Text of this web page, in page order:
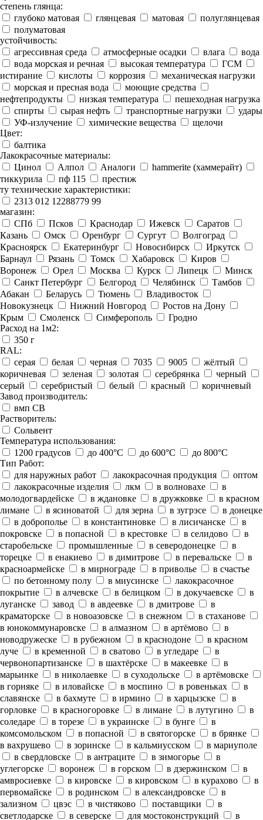
степень глянца:
глубоко матовая
глянцевая матовая
полуглянцевая
полуматовая
устойчивость:
агрессивная среда
атмосферные осадки влага
вода
вода морская и речная
высокая температура
ГСМ
истирание
кислоты коррозия
механическая нагрузки
морская и пресная вода
моющие средства
нефтепродукты
низкая температура
пешеходная нагрузка
спирты
сырая нефть транспортные нагрузки
удары
УФ-излучение
химические вещества
щелочи
Цвет:
балтика
Лакокрасочные материалы:
Цинол
Алпол Аналоги
hammerite (хаммерайт)
тиккурила
пф 115
престиж
ту технические характеристики:
2313 012 12288779 99
магазин:
СПб
Псков Краснодар Ижевск
Саратов
Казань
Омск Оренбург Сургут
Волгоград
Красноярск
Екатеринбург Новосибирск
Иркутск
Барнаул
Рязань Томск Хабаровск
Киров
Воронеж
Орел Москва Курск Липецк
Минск
Санкт Петербург
Белгород Челябинск
Тамбов
Абакан
Беларусь Тюмень
Владивосток
Новокузнецк
Нижний Новгород
Ростов на Дону
Крым
Смоленск Симферополь
Гродно
Расход на 1м2:
350 г
RAL:
серая
белая черная 7035 9005
жёлтый
коричневая
зеленая золотая серебрянка
черный
серый
серебристый белый красный
коричневый
Завод производитель:
вмп СВ
Растворитель:
Сольвент
Температура использования:
1200 градусов
до 400°C до 600°C
до 800°C
Тип Работ:
для наружных работ
лакокрасочная продукция
оптом
лакокрасочные изделия
лкм в волновахе
в
молодогвардейске
в ждановке в дружковке
в красном
лимане
в ясиноватой для зерна в зугрэсе
в донецке
в доброполье
в константиновке в лисичанске
в
покровске
в попасной в крестовке в селидово
в
старобельске
промышленные в северодонецке
в
торецке
в енакиево в димитрове в перевальске
в
красноармейске
в мирнограде в приволье
в счастье
по бетонному полу
в миусинске
лакокрасочное
покрытие
в алчевске в белицком в докучаевске
в
луганске
завод в авдеевке в дмитрове
в
краматорске
в новоазовске в снежном
в стаханове
в юнокоммунаровске
в алмазном в артёмово
в
новодружеске
в рубежном в краснодоне
в красном
луче
в кременной в сватово в угледаре
в
червонопартизанске
в шахтёрске в макеевке
в
марьинке
в николаевке в суходольске
в артёмовске
в горняке
в иловайске в моспино в ровеньках
в
славянске
в бахмуте в ирмино в харцызске
в
горловке
в красногоровке в лимане в лутугино
в
соледаре
в торезе в украинске в бунге
в
комсомольском
в попасной в святогорске
в брянке
в вахрушево
в зоринске в кальмиусском
в мариуполе
в свердловске
в антраците в зимогорье
в
углегорске
воронеж в горском в дзержинском
в
амвросиевке
в кировске в кировском в курахово
в
первомайске
в родинском в александровске
в
зализном
цвэс в чистяково поставщики
в
светлодарске
в северске для мостоконструкций в